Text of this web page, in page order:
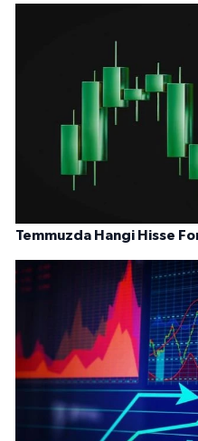
Temmuzda Hangi Hisse